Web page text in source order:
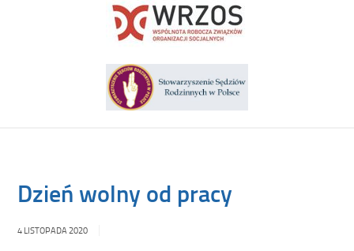
Dzień wolny od pracy
4 LISTOPADA 2020